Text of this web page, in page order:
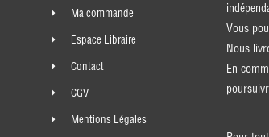
Ma commande
Espace Libraire
Contact
CGV
Mentions Légales
Vous
Nous
En